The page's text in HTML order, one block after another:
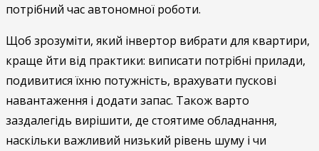
потрібний час автономної роботи.
Щоб зрозуміти, який інвертор вибрати для квартири,
краще йти від практики: виписати потрібні прилади,
подивитися їхню потужність, врахувати пускові
навантаження і додати запас. Також варто
заздалегідь вирішити, де стоятиме обладнання,
наскільки важливий низький рівень шуму і чи